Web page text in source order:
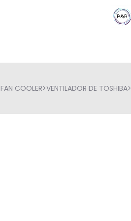
COOLER>VENTILADOR DE TOSHIBA>